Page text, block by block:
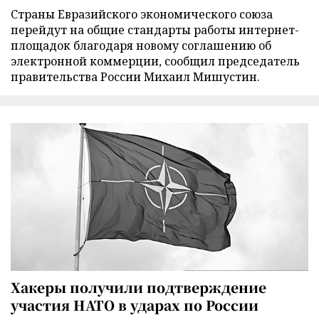
Страны Евразийского экономического союза
перейдут на общие стандарты работы интернет-
площадок благодаря новому соглашению об
электронной коммерции, сообщил председатель
правительства России Михаил Мишустин.
Хакеры получили подтверждение
участия НАТО в ударах по России